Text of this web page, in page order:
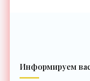
Информируем